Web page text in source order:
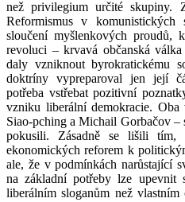
než privilegium určité skupiny.
Reformismus v
sloučení myšlenkových proudů,
revoluci – krvavá občanská
daly vzniknout byrokratickému
doktríny vypreparoval jen její
potřeba vstřebat pozitivní
vzniku liberální demokracie.
Siao-pching a Michail Gorbačov
pokusili. Zásadně se lišili tím,
ekonomických reforem k
ale, že v podmínkách narůstající
na základní potřeby lze upevnit
liberálním sloganům než